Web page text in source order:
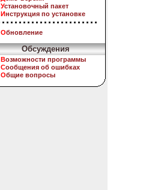
Установочный пакет
Инструкция по установке
Обновление
Обсуждения
Возможности программы
Сообщения об ошибках
Общие вопросы